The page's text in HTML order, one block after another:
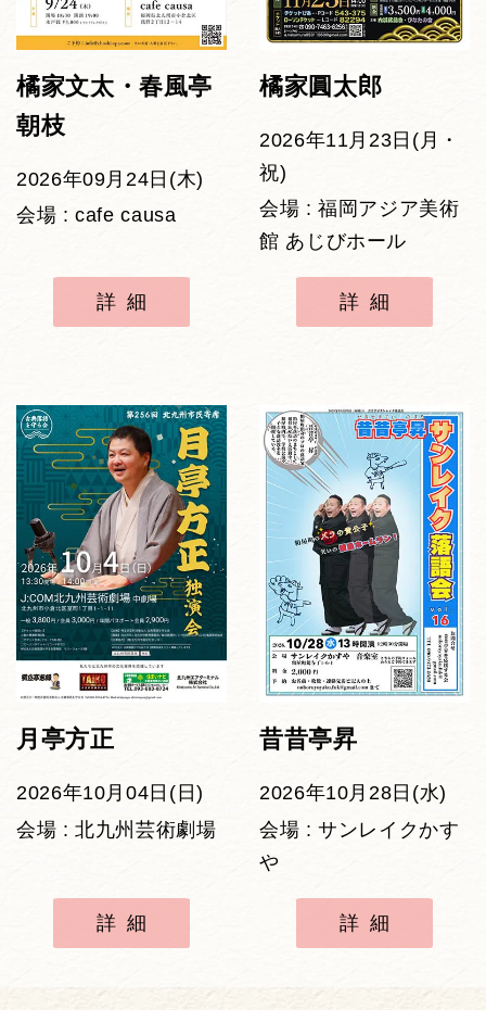
橘家文太・春風亭
朝枝
2026年09月24日(木)
会場 : cafe causa
詳細
橘家圓太郎
2026年11月23日(月・
祝)
会場 : 福岡アジア美術
館 あじびホール
詳細
月亭方正
2026年10月04日(日)
会場 : 北九州芸術劇場
詳細
昔昔亭昇
2026年10月28日(水)
会場 : サンレイクかす
や
詳細